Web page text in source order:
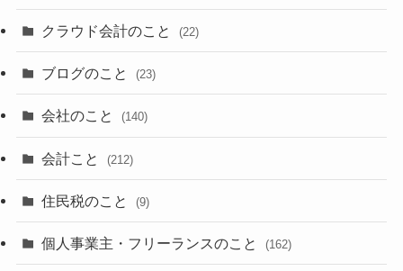
クラウド会計のこと (22)
ブログのこと (23)
会社のこと (140)
会計こと (212)
住民税のこと (9)
個人事業主・フリーランスのこと (162)